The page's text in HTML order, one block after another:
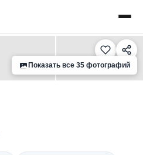
›
Показать все 35 фотографий